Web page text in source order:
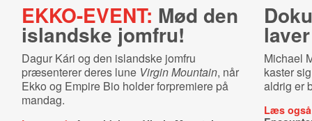
EKKO-EVENT: Mød den
islandske jomfru!
Dagur Kári og den islandske jomfru
præsenterer deres lune Virgin Mountain, når
Ekko og Empire Bio holder forpremiere på
mandag.
Michael
kaster
aldrig er
Læs